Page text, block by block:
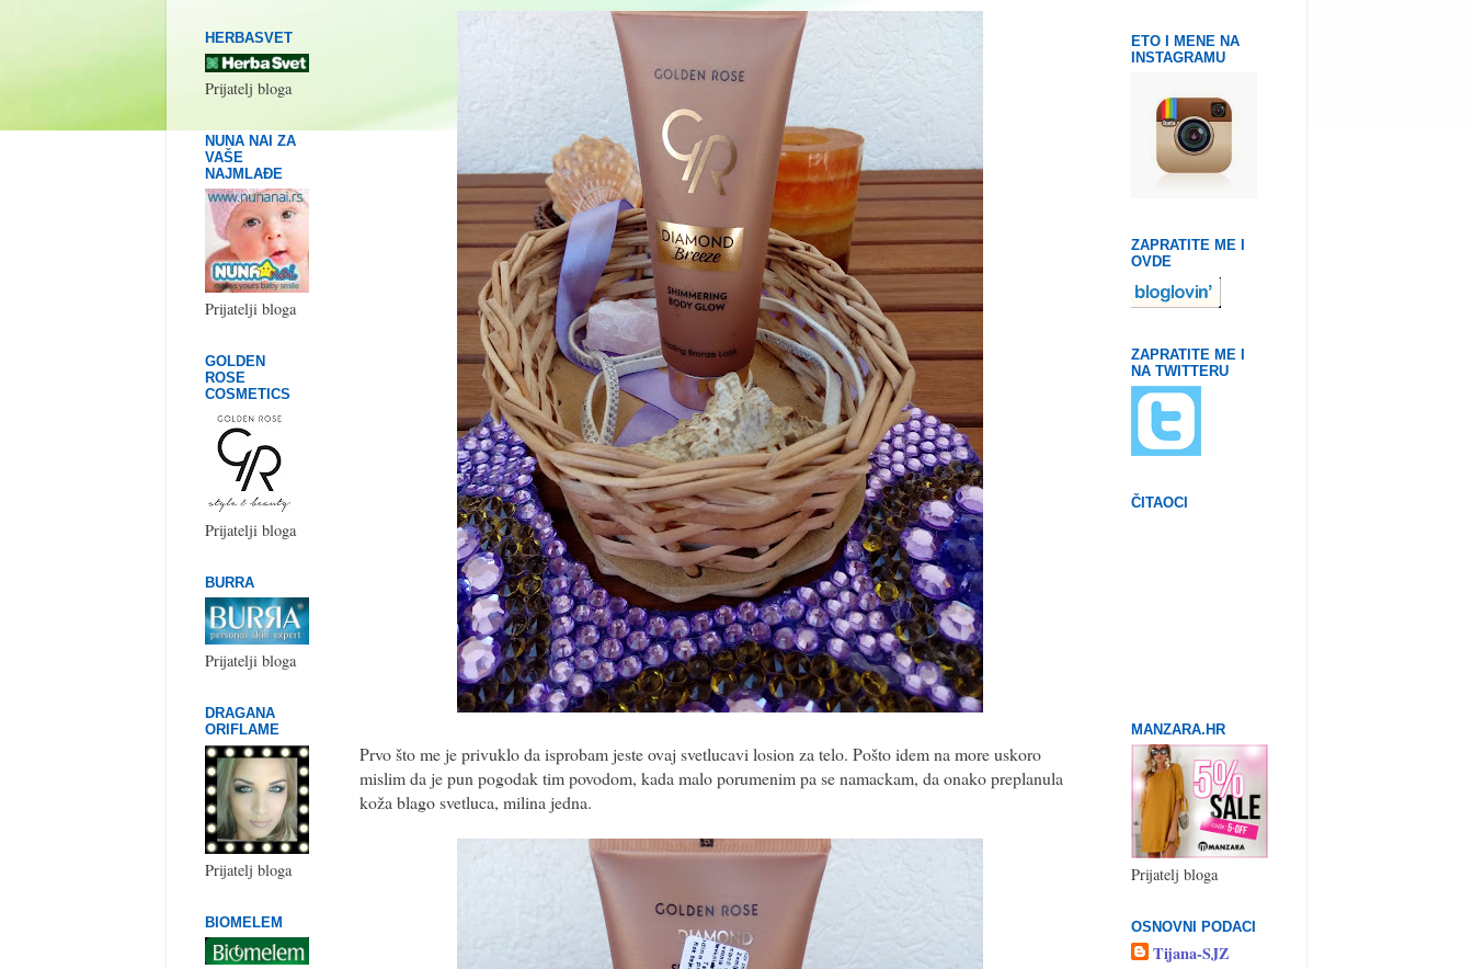
Prvo što me je privuklo da isprobam jeste ovaj svetlucavi losion za telo. Pošto idem na more uskoro
mislim da je pun pogodak tim povodom, kada malo porumenim pa se namackam, da onako preplanula
koža blago svetluca, milina jedna.
HERBASVET
Prijatelj bloga
NUNA NAI ZA
VAŠE
NAJMLAĐE
Prijatelji bloga
GOLDEN
ROSE
COSMETICS
Prijatelji bloga
BURRA
Prijatelji bloga
DRAGANA
ORIFLAME
Prijatelj bloga
BIOMELEM
ETO I MENE NA
INSTAGRAMU
ZAPRATITE ME I
OVDE
ZAPRATITE ME I
NA TWITTERU
ČITAOCI
MANZARA.HR
Prijatelj bloga
OSNOVNI PODACI
Tijana-SJZ